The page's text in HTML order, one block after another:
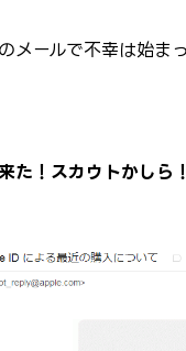
メールで不幸は始ま
た！スカウトかしら